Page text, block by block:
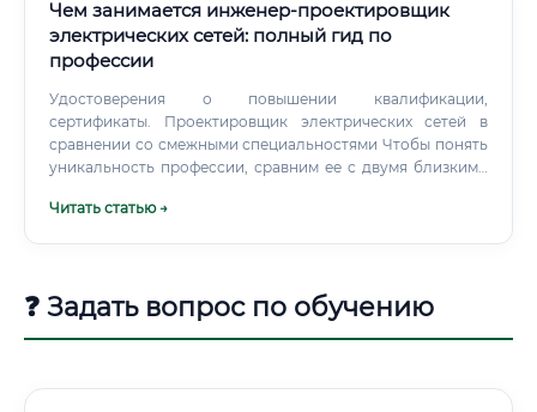
Чем занимается инженер-проектировщик
электрических сетей: полный гид по
профессии
Удостоверения о повышении квалификации,
сертификаты. Проектировщик электрических сетей в
сравнении со смежными специальностями Чтобы понять
уникальность профессии, сравним ее с двумя близкими
эксплуатации и инженером АСУ ТП.
Читать статью →
❓ Задать вопрос по обучению